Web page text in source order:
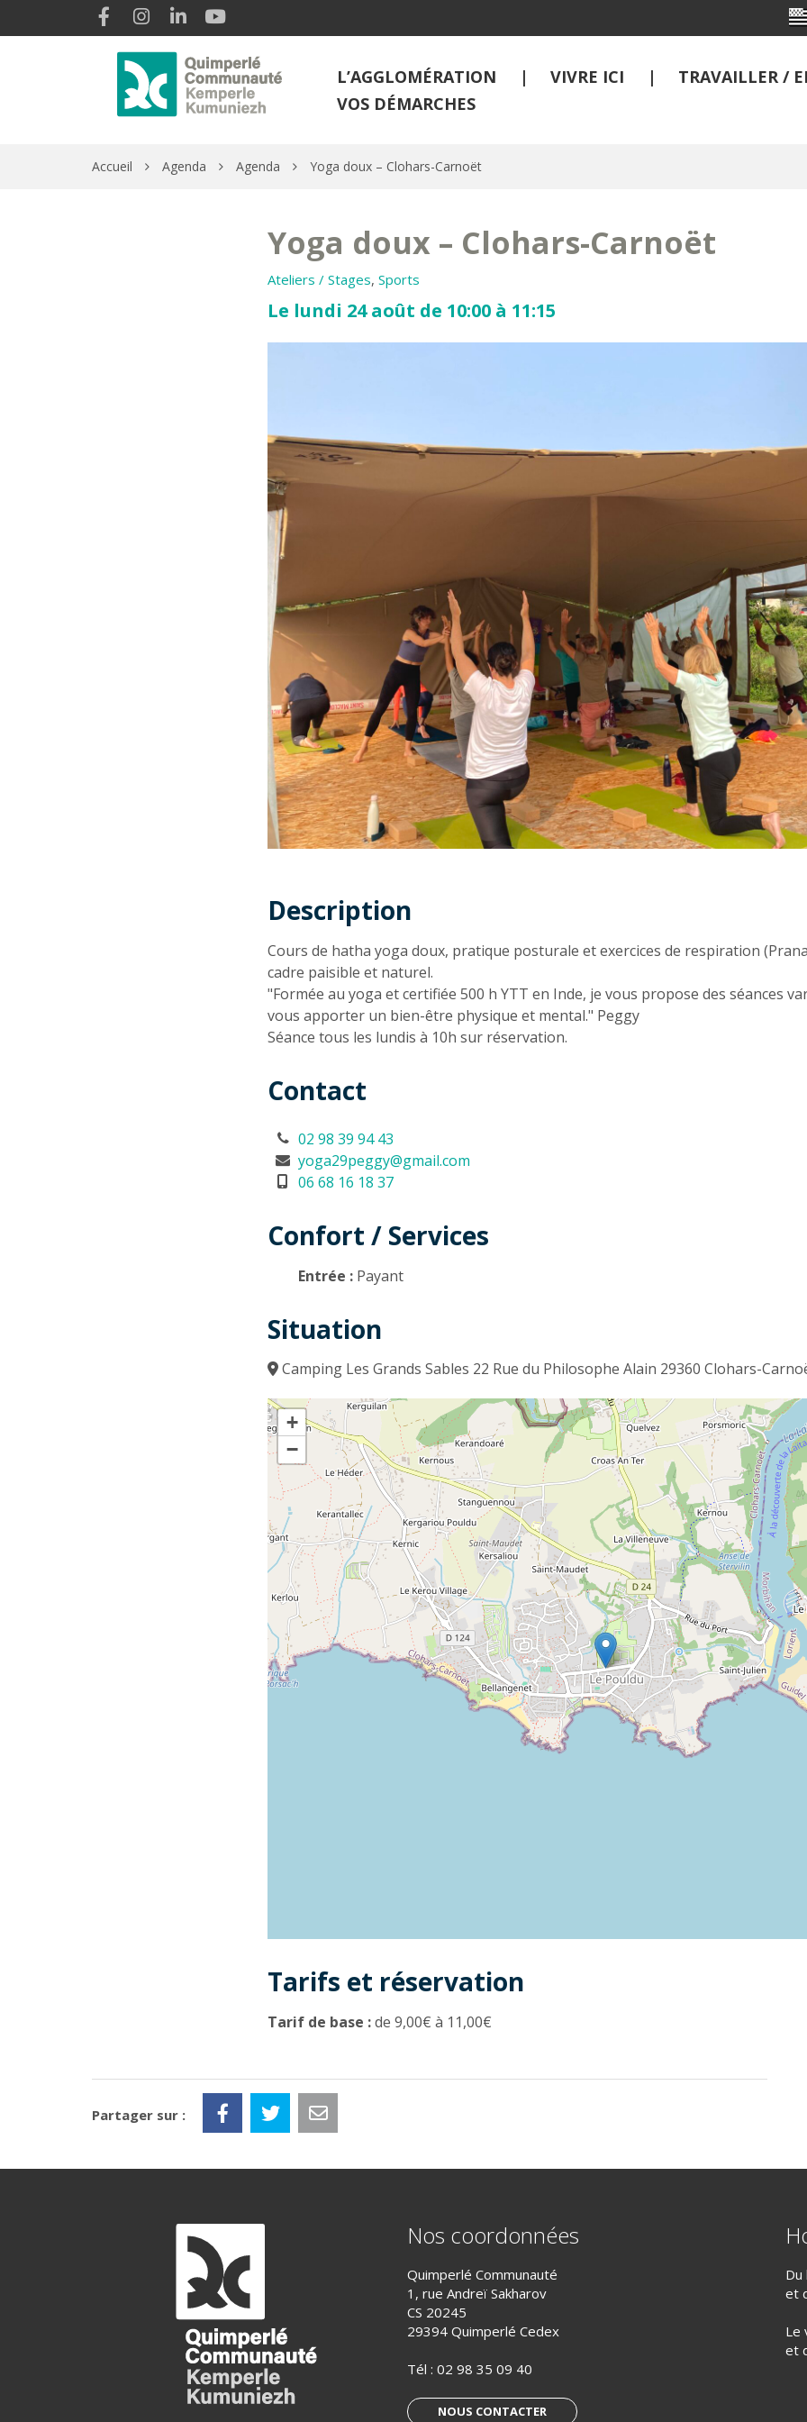
Gestion des traceurs Lien vers le compte Facebook
Lien vers le compte Instagram
Lien vers le compte Linkedin
L’AGGLOMÉRATION VIVRE ICI
TRAVAILLER /
VOS DÉMARCHES
Accueil Agenda Agenda Yoga doux – Clohars-Carnoët
Yoga doux – Clohars-Carnoët
Ateliers / Stages, Sports
Le lundi 24 août de 10:00 à 11:15
Description
Description
Cours de hatha yoga doux, pratique posturale et exercices de respiration
cadre paisible et naturel.
"Formée au yoga et certifiée 500 h YTT en Inde, je vous propose des séances
vous apporter un bien-être physique et mental." Peggy
Séance tous les lundis à 10h sur réservation.
Contact
02 98 39 94 43
yoga29peggy@gmail.com
06 68 16 18 37
Confort / Services
Entrée : Payant
Situation
Camping Les Grands Sables 22 Rue du Philosophe Alain 29360 Clohars-
+
−
Tarifs et réservation
Tarif de base :de 9,00€ à 11,00€
Partager sur :
Nos coordonnées
Quimperlé Communauté
1, rue Andreï Sakharov
CS 20245
29394 Quimperlé Cedex
Tél : 02 98 35 09 40
NOUS CONTACTER
Du
et
Le
et